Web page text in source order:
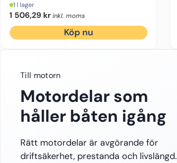
1 I lager
1 506,29 kr inkl. moms
Köp nu
Till motorn
Motordelar som
håller båten igång
Rätt motordelar är avgörande för
driftsäkerhet, prestanda och livslängd.